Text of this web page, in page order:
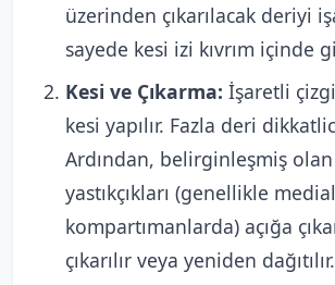
üzerinden çıkarılacak deriyi
sayede kesi izi kıvrım içinde
Kesi ve Çıkarma: İşaretli
kesi yapılır. Fazla deri
Ardından, belirginleşmiş
yastıkçıkları (genellikle
kompartımanlarda) açığa
çıkarılır veya yeniden dağıtılır.